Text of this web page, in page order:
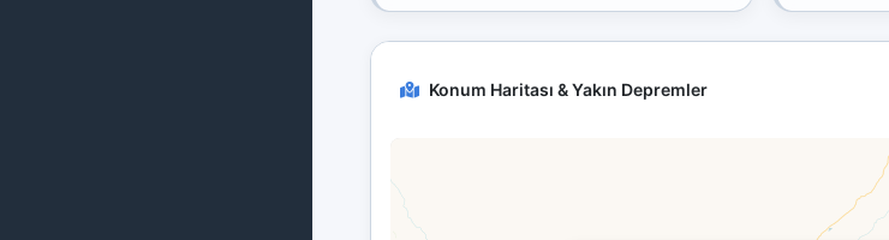
Konum Haritası & Yakın Depremler